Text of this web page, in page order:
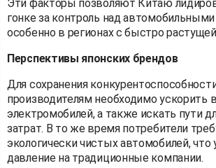
Эти факторы позволяют Китаю
гонке за контроль над
особенно в регионах с быстро
Перспективы японских брендов
Для сохранения
производителям необходимо ускорить
электромобилей, а также искать пути
затрат. В то же время потребители
экологически чистых автомобилей, что
давление на традиционные компании.